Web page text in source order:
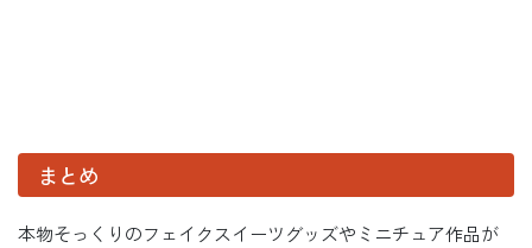
まとめ
本物そっくりのフェイクスイーツグッズやミニチュア作品が